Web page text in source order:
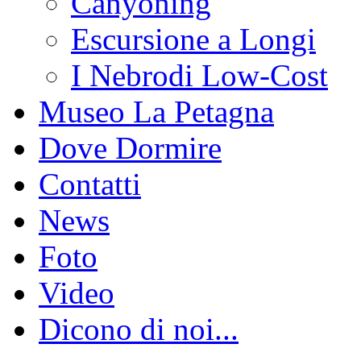
Escursione a Longi
I Nebrodi Low-Cost
Museo La Petagna
Dove Dormire
Contatti
News
Foto
Video
Dicono di noi...